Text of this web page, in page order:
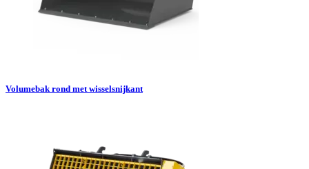
Volumebak rond met wisselsnijkant